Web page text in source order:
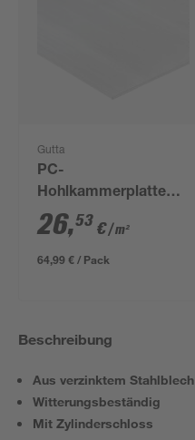
Gutta
PC-
Hohlkammerplatte
transparent 250 x 98 x
1,6 cm
26,53 €/ m²
64,99 € / Pack
Beschreibung
Aus verzinktem Stahlblech
Witterungsbeständig
Mit Zylinderschloss